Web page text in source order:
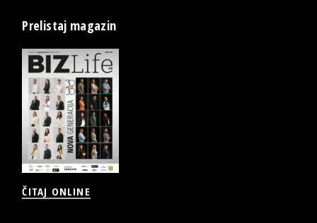
Prelistaj magazin
ČITAJ ONLINE